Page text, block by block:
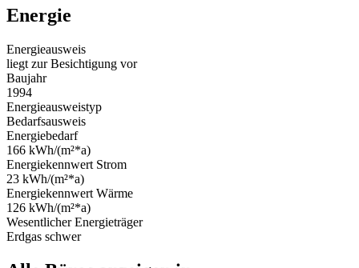
Energie
Energieausweis
liegt zur Besichtigung vor
Baujahr
1994
Energieausweistyp
Bedarfsausweis
Energiebedarf
166 kWh/(m²*a)
Energiekennwert Strom
23 kWh/(m²*a)
Energiekennwert Wärme
126 kWh/(m²*a)
Wesentlicher Energieträger
Erdgas schwer